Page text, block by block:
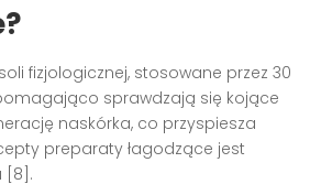
fizjologicznej, stosowane przez 30
sprawdzają się kojące
naskórka, co przyspiesza
preparaty łagodzące jest
[8].